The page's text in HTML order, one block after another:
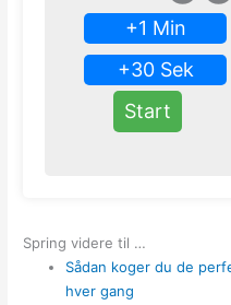
+1 Min
+30 Sek
Start
Spring videre til …
Sådan koger du de
hver gang